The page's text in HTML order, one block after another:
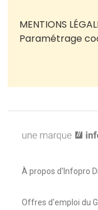
MENTIONS
Paramétrage